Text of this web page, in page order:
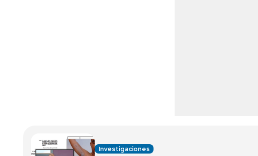
Investigaciones